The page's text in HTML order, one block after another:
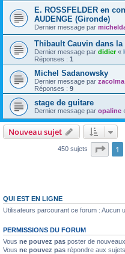
E. ROSSFELDER en
AUDENGE (Gironde)
Dernier message par
Thibault Cauvin dans la
Dernier message par didier«
Réponses : 1
Michel Sadanowsky
Dernier message par zacolma
Réponses : 9
stage de guitare
Dernier message par opaline
Nouveau sujet
450 sujets Page
1
QUI EST EN LIGNE
Utilisateurs parcourant ce forum : Aucun
PERMISSIONS DU FORUM
Vous ne pouvez pas poster de
Vous ne pouvez pas répondre aux sujets